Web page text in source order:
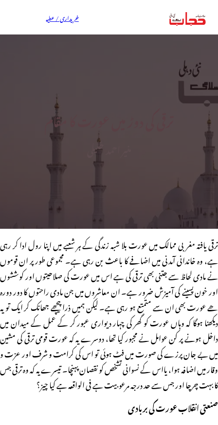
خریداری / عطیہ
ترقی کی دوڑ میں عورت کا مقام
منیر احمد خلیلی
ترقی یافتہ مغربی ممالک میں عورت بلا شبہ زندگی کے ہر شعبے میں اپنا رول ادا کر رہی
ہے، وہ خاندانی آمدنی میں اضافے کا باعث بن رہی ہے۔ مجموعی طور پر ان قوموں
نے مادی لحاظ سے جتنی بھی ترقی کی ہے اس میں عورت کی صلاحیتوں اور کوششوں
اور خون پسینے کی آمیزش ضرور ہے۔ ان معاشروں میں جن مادی راحتوں کا دور دورہ
ھے عورت بھی ان سے متمتع ہو رہی ہے۔ لیکن ہمیں ذرا پیچھے جھانک کر ایک تو یہ
دیکھنا ہوگا کہ وہاں عورت کو گھر کی چہار دیواری عبور کر کے عمل کے میدان میں
داخل ہونے پر کن عوامل نے مجبور کیا تھا، دوسرے یہ کہ عورت قومی ترقی کی مشین
میں بے جان پرزے کی صورت میں فٹ ہوئی تو اس کی کرامت و شرف اور عزت و
وقار میں اضافہ ہوا، یااس کے نسوانی تشخص کو نقصان پہنچا۔ تیسرے یہ کہ وہ ترقی جس
کا بہت چرچا اور جس سے حد درجہ مرعوبیت ہے فی الواقعہ ہے کیا چیز؟
صنعتی انقلاب عورت کی بربادی